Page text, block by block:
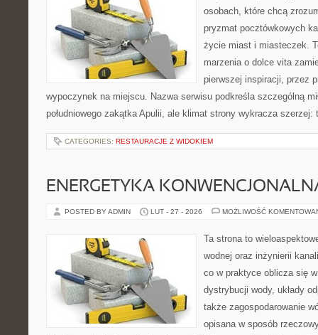
osobach, które chcą
pryzmat pocztówkowych
życie miast i miasteczek.
marzenia o dolce vita
pierwszej inspiracji, przez
wypoczynek na miejscu. Nazwa serwisu podkreśla szczególną
południowego zakątka Apulii, ale klimat strony wykracza
CATEGORIES: RESTAURACJE Z WIDOKIEM
ENERGETYKA
POSTED BY ADMIN LUT - 27 - 2026 MOŻLIWOŚĆ
Ta strona to
wodnej oraz inżynierii
co w praktyce oblicza się
dystrybucji wody, układy
także zagospodarowanie
opisana w sposób